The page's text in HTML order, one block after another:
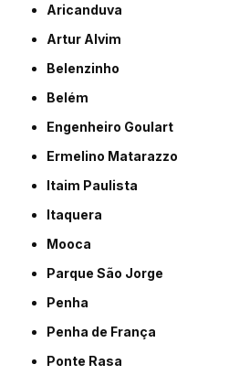
Aricanduva
Artur Alvim
Belenzinho
Belém
Engenheiro Goulart
Ermelino Matarazzo
Itaim Paulista
Itaquera
Mooca
Parque São Jorge
Penha
Penha de França
Ponte Rasa